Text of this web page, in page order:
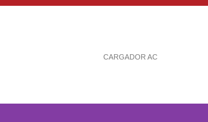
CARGADOR AC